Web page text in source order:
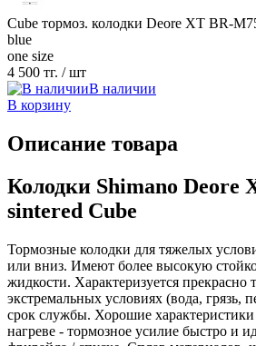
Cube тормоз. колодки Deore XT BR-
blue
one size
4 500 тг. / шт
В наличии
В корзину
Описание товара
Колодки Shimano Deore
sintered Cube
Тормозные колодки для тяжелых
или вниз. Имеют более высокую
жидкости. Характеризуется прекрасно
экстремальных условиях (вода, грязь,
срок службы. Хорошие
нагреве - тормозное усилие быстро и